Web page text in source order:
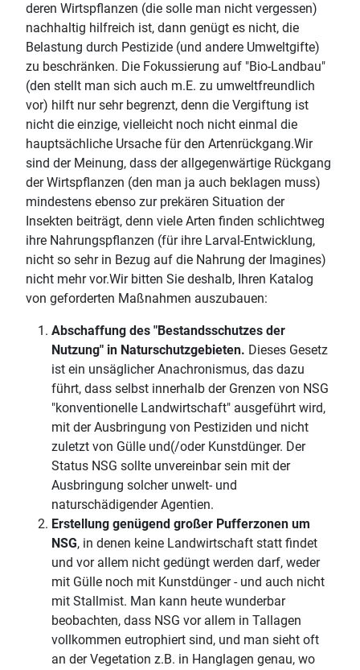
deren Wirtspflanzen (die solle man nicht vergessen)
nachhaltig hilfreich ist, dann genügt es nicht, die
Belastung durch Pestizide (und andere Umweltgifte)
zu beschränken. Die Fokussierung auf "Bio-Landbau"
(den stellt man sich auch m.E. zu umweltfreundlich
vor) hilft nur sehr begrenzt, denn die Vergiftung ist
nicht die einzige, vielleicht noch nicht einmal die
hauptsächliche Ursache für den Artenrückgang.Wir
sind der Meinung, dass der allgegenwärtige Rückgang
der Wirtspflanzen (den man ja auch beklagen muss)
mindestens ebenso zur prekären Situation der
Insekten beiträgt, denn viele Arten finden schlichtweg
ihre Nahrungspflanzen (für ihre Larval-Entwicklung,
nicht so sehr in Bezug auf die Nahrung der Imagines)
nicht mehr vor.Wir bitten Sie deshalb, Ihren Katalog
von geforderten Maßnahmen auszubauen:
Abschaffung des "Bestandsschutzes der
Nutzung" in Naturschutzgebieten. Dieses Gesetz
ist ein unsäglicher Anachronismus, das dazu
führt, dass selbst innerhalb der Grenzen von NSG
"konventionelle Landwirtschaft" ausgeführt wird,
mit der Ausbringung von Pestiziden und nicht
zuletzt von Gülle und(/oder Kunstdünger. Der
Status NSG sollte unvereinbar sein mit der
Ausbringung solcher unwelt- und
naturschädigender Agentien.
Erstellung genügend großer Pufferzonen um
NSG, in denen keine Landwirtschaft statt findet
und vor allem nicht gedüngt werden darf, weder
mit Gülle noch mit Kunstdünger - und auch nicht
mit Stallmist. Man kann heute wunderbar
beobachten, dass NSG vor allem in Tallagen
vollkommen eutrophiert sind, und man sieht oft
an der Vegetation z.B. in Hanglagen genau, wo